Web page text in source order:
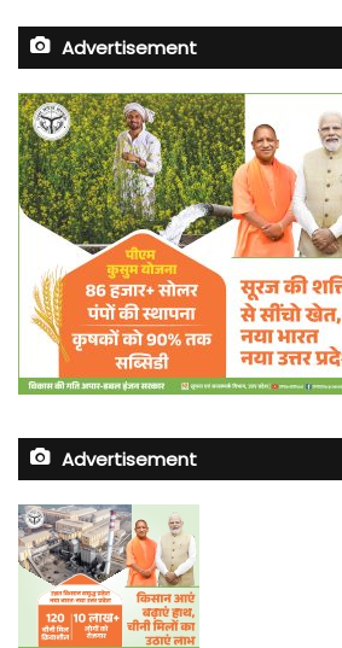
Advertisement
Advertisement